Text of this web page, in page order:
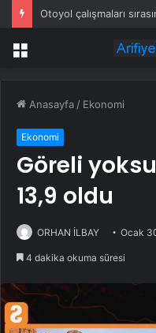
Otoyol çalışmaları
Menü
Anasayfa / Ekonomi
Ekonomi
Göreli
13,9 oldu
ORHAN İLBAY Ocak
4 dakika okuma süresi